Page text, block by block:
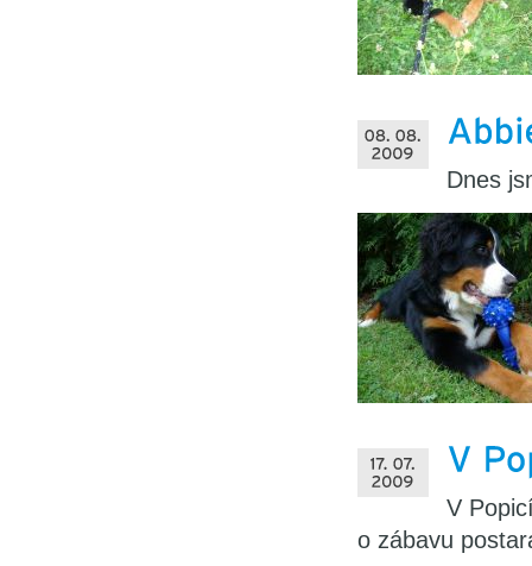
Dnes
V
o zábavu